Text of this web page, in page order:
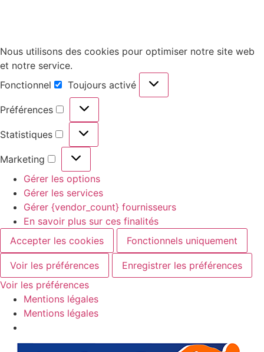
Nous utilisons des cookies pour optimiser notre site web
et notre service.
Fonctionnel
Toujours activé
Préférences
Statistiques
Marketing
Gérer les options
Gérer les services
Gérer {vendor_count} fournisseurs
En savoir plus sur ces finalités
Accepter les cookies
Fonctionnels uniquement
Voir les préférences
Enregistrer les préférences
Voir les préférences
Mentions légales
Mentions légales